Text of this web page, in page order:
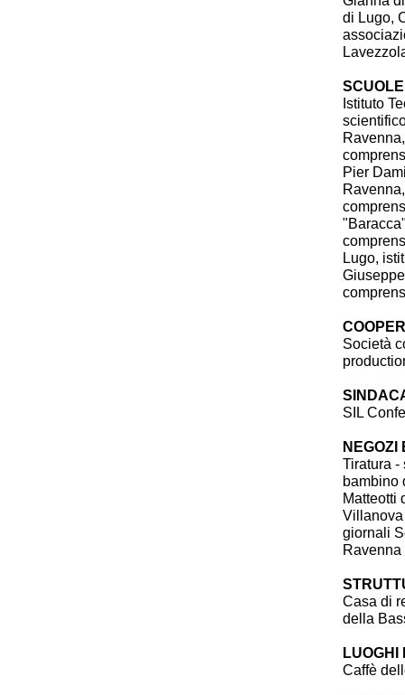
di Lugo,
SCUOLE
Istituto
Pier
Lugo,
Società
SIL
NEGOZI
Tiratura -
bambino
Matteotti
giornali
Ravenna
Casa di
della
LUOGHI
Caffè